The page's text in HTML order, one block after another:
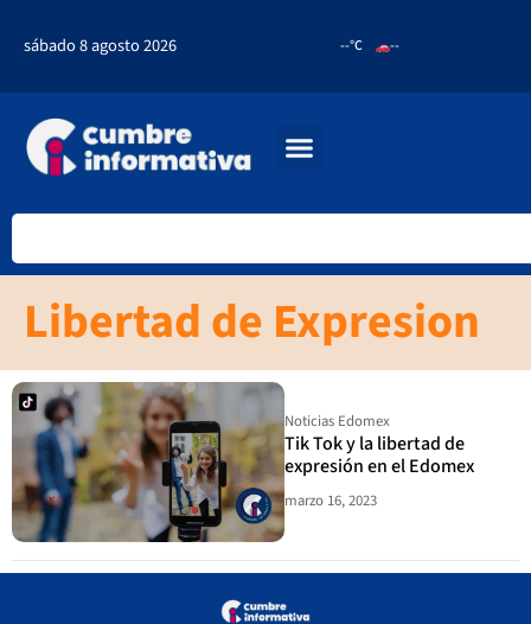
sábado 8 agosto 2026 --°C --
Libertad de Expresion
Noticias Edomex
Tik Tok y la libertad de
expresión en el Edomex
marzo 16, 2023